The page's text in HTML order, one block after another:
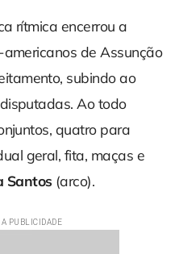
rítmica encerrou a
de Assunção
subindo ao
Ao todo
quatro para
geral, fita, maças e
Santos (arco).